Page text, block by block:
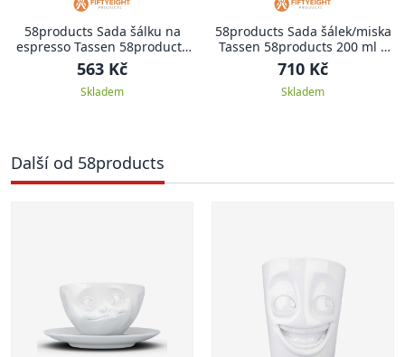
58products Sada šálku na
espresso Tassen 58products
100 ml | Líbající a smějící
563 Kč
Skladem
58products Sada šálek/miska
Tassen 58products 200 ml |
Líbající a smějící
710 Kč
Skladem
Další od 58products